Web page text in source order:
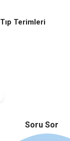
Tıp Terimleri
Soru Sor